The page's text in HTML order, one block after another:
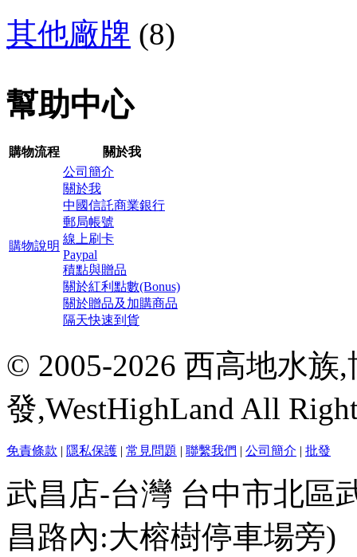
其他廠牌 (8)
幫助中心
購物流程 關於我
購物說明
公司簡介
關於我
中國信託商業銀行
郵局帳號
線上刷卡
Paypal
積點與贈品
關於紅利點數(Bonus)
關於贈品及加購商品
隔天快速到貨
© 2005-2026 西高地水族
發,WestHighLand All
免責條款 | 隱私保護 | 常見問題 | 聯繫我們 | 公司簡介 | 批發
武昌店-台灣 台中市北區
昌路內:大榕樹停車場旁)